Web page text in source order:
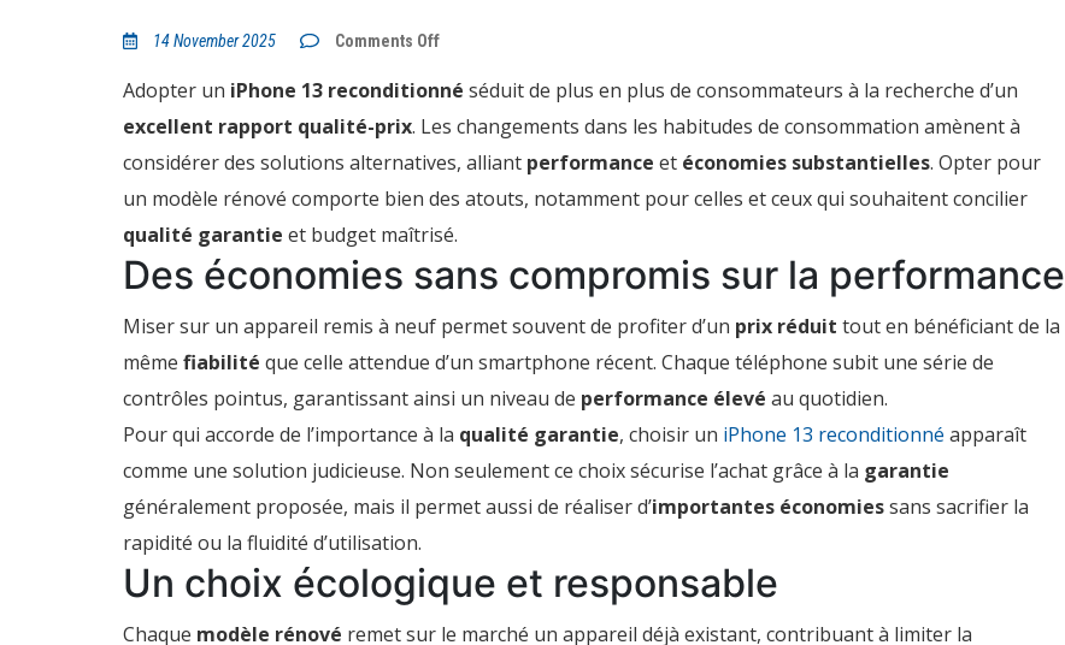
14 November 2025 Comments Offon
un
13
?
Adopter un iPhone 13 reconditionné séduit de plus en plus de consommateurs à la recherche d’un
excellent rapport qualité-prix. Les changements dans les habitudes de consommation amènent à
considérer des solutions alternatives, alliant performance et économies substantielles. Opter pour
un modèle rénové comporte bien des atouts, notamment pour celles et ceux qui souhaitent concilier
qualité garantie et budget maîtrisé.
Des économies sans compromis sur la performance
Miser sur un appareil remis à neuf permet souvent de profiter d’un prix réduit tout en bénéficiant de la
même fiabilité que celle attendue d’un smartphone récent. Chaque téléphone subit une série de
contrôles pointus, garantissant ainsi un niveau de performance élevé au quotidien.
Pour qui accorde de l’importance à la qualité garantie, choisir un iPhone 13 reconditionné apparaît
comme une solution judicieuse. Non seulement ce choix sécurise l’achat grâce à la garantie
généralement proposée, mais il permet aussi de réaliser d’importantes économiessans sacrifier la
rapidité ou la fluidité d’utilisation.
Un choix écologique et responsable
Chaque modèle rénové remet sur le marché un appareil déjà existant, contribuant à limiter la